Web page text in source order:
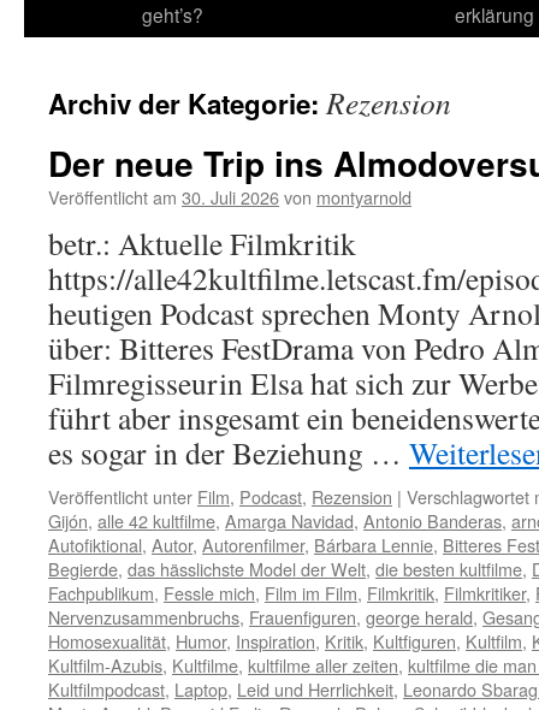
geht’s?
erklärung
Archiv der Kategorie:Rezension
Der neue Trip ins
Veröffentlicht am 30. Juli 2026von montyarnold
betr.: Aktuelle Filmkritik
https://alle42kultfilme.letscast.fm/
heutigen Podcast sprechen Monty
über: Bitteres FestDrama von Pedro
Filmregisseurin Elsa hat sich zur
führt aber insgesamt ein
es sogar in der Beziehung …
Veröffentlicht unter Film, Podcast, Rezension | Verschlagwortet
Gijón, alle 42 kultfilme, Amarga Navidad, Antonio Banderas,
Autofiktional, Autor, Autorenfilmer, Bárbara Lennie, Bitteres Fest
Begierde, das hässlichste Model der Welt, die besten kultfilme,
Fachpublikum, Fessle mich, Film im Film, Filmkritik, Filmkritiker,
Nervenzusammenbruchs, Frauenfiguren, george herald,
Homosexualität, Humor, Inspiration, Kritik, Kultfiguren, Kultfilm,
Kultfilm-Azubis, Kultfilme, kultfilme aller zeiten, kultfilme die
Kultfilmpodcast, Laptop, Leid und Herrlichkeit, Leonardo